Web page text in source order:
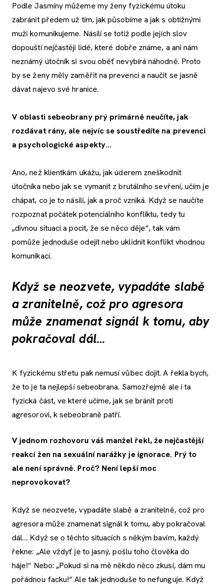
Podle Jasmíny můžeme my ženy fyzickému útoku
zabránit předem už tím, jak působíme a jak s obtížnými
muži komunikujeme. Násilí se totiž podle jejích slov
dopouští nejčastěji lidé, které dobře známe, a ani nám
neznámý útočník si svou oběť nevybírá náhodně. Proto
by se ženy měly zaměřit na prevenci a naučit se jasně
dávat najevo své hranice.
V oblasti sebeobrany prý primárně neučíte, jak
rozdávat rány, ale nejvíc se soustředíte na prevenci
a psychologické aspekty...
Ano, než klientkám ukážu, jak úderem zneškodnit
útočníka nebo jak se vymanit z brutálního sevření, učím je
chápat, co je to násilí, jak a proč vzniká. Když se naučíte
rozpoznat počátek potenciálního konfliktu, tedy tu
„divnou situaci a pocit, že se něco děje“, tak vám
pomůže jednoduše odejít nebo uklidnit konflikt vhodnou
komunikací.
Když se neozvete, vypadáte slabě
a zranitelně, což pro agresora
může znamenat signál k tomu, aby
pokračoval dál…
K fyzickému střetu pak nemusí vůbec dojít. A řekla bych,
že to je ta nejlepší sebeobrana. Samozřejmě ale i ta
fyzická část, ve které učíme, jak se bránit proti
agresorovi, k sebeobraně patří.
V jednom rozhovoru váš manžel řekl, že nejčastější
reakcí žen na sexuální narážky je ignorace. Prý to
ale není správně. Proč? Nenílepší moc
neprovokovat?
Když se neozvete, vypadáte slabě a zranitelně, což pro
agresora může znamenat signál k tomu, aby pokračoval
dál… Když se o těchto situacích s někým bavím, každý
řekne: „Ale vždyť je to jasný, pošlu toho člověka do
háje!“ Nebo: „Pokud si na mě někdo něco zkusí, dám mu
pořádnou facku!“ Ale tak jednoduše to nefunguje. Když